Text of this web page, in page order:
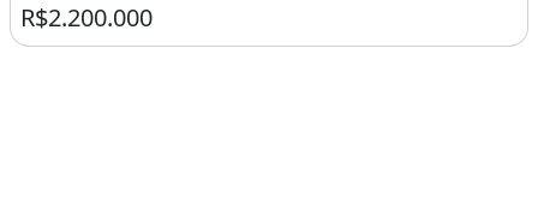
R$2.200.000